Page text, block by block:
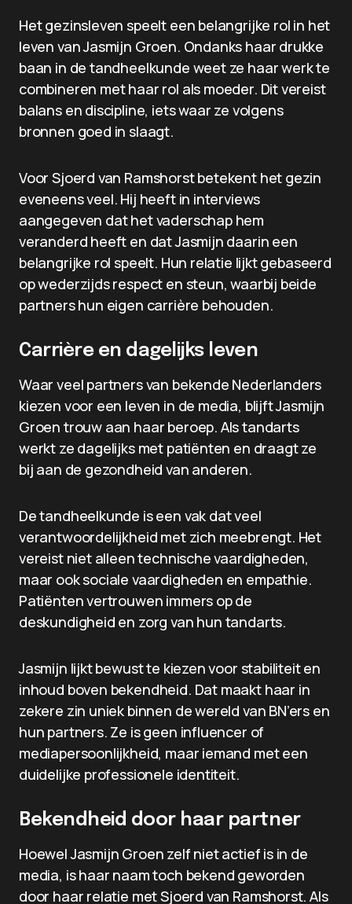
Het gezinsleven speelt een belangrijke rol in het
leven van Jasmijn Groen. Ondanks haar drukke
baan in de tandheelkunde weet ze haar werk te
combineren met haar rol als moeder. Dit vereist
balans en discipline, iets waar ze volgens
bronnen goed in slaagt.
Voor Sjoerd van Ramshorst betekent het gezin
eveneens veel. Hij heeft in interviews
aangegeven dat het vaderschap hem
veranderd heeft en dat Jasmijn daarin een
belangrijke rol speelt. Hun relatie lijkt gebaseerd
op wederzijds respect en steun, waarbij beide
partners hun eigen carrière behouden.
Carrière en dagelijks leven
Waar veel partners van bekende Nederlanders
kiezen voor een leven in de media, blijft Jasmijn
Groen trouw aan haar beroep. Als tandarts
werkt ze dagelijks met patiënten en draagt ze
bij aan de gezondheid van anderen.
De tandheelkunde is een vak dat veel
verantwoordelijkheid met zich meebrengt. Het
vereist niet alleen technische vaardigheden,
maar ook sociale vaardigheden en empathie.
Patiënten vertrouwen immers op de
deskundigheid en zorg van hun tandarts.
Jasmijn lijkt bewust te kiezen voor stabiliteit en
inhoud boven bekendheid. Dat maakt haar in
zekere zin uniek binnen de wereld van BN’ers en
hun partners. Ze is geen influencer of
mediapersoonlijkheid, maar iemand met een
duidelijke professionele identiteit.
Bekendheid door haar partner
Hoewel Jasmijn Groen zelf niet actief is in de
media, is haar naam toch bekend geworden
door haar relatie met Sjoerd van Ramshorst. Als